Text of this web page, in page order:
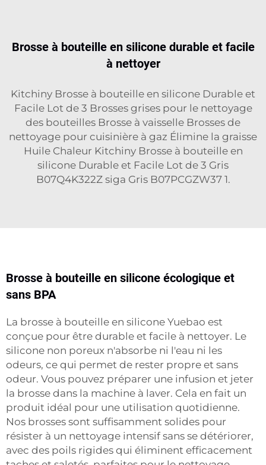
Brosse à bouteille en silicone durable et facile
à nettoyer
Kitchiny Brosse à bouteille en silicone Durable et
Facile Lot de 3 Brosses grises pour le nettoyage
des bouteilles Brosse à vaisselle Brosses de
nettoyage pour cuisinière à gaz Élimine la graisse
Huile Chaleur Kitchiny Brosse à bouteille en
silicone Durable et Facile Lot de 3 Gris
B07Q4K322Z siga Gris B07PCGZW37 1.
Brosse à bouteille en silicone écologique et
sans BPA
La brosse à bouteille en silicone Yuebao est
conçue pour être durable et facile à nettoyer. Le
silicone non poreux n'absorbe ni l'eau ni les
odeurs, ce qui permet de rester propre et sans
odeur. Vous pouvez préparer une infusion et jeter
la brosse dans la machine à laver. Cela en fait un
produit idéal pour une utilisation quotidienne.
Nos brosses sont suffisamment solides pour
résister à un nettoyage intensif sans se détériorer,
avec des poils rigides qui éliminent efficacement